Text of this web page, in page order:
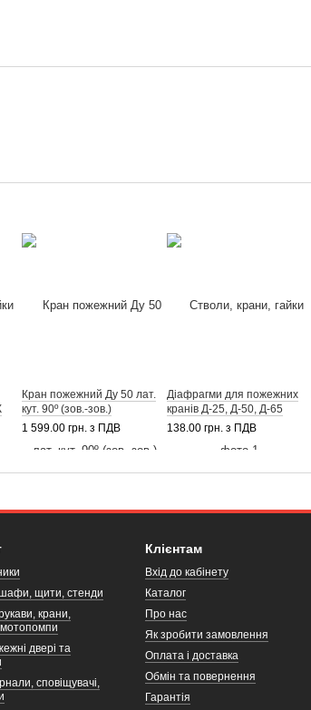
Кран пожежний Ду 50 лат.
кут. 90º (зов.-зов.)
1 599.00 грн. з ПДВ
Діафрагми для пожежних
кранів Д-25, Д-50, Д-65
138.00 грн. з ПДВ
щити, стенди
крани,
мотопомпи
двері та
сповіщувачі,
Клієнтам
Вхід до кабінету
Каталог
Про нас
Як зробити замовлення
Оплата і доставка
Обмін та повернення
Гарантія